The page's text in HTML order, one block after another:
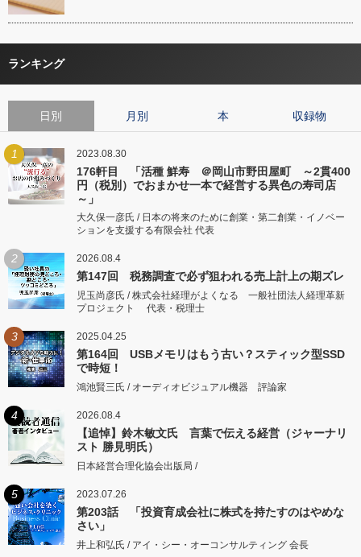
ランキング
日別 月別 本 収録物
1 2023.08.30
176軒目 「活種 鮮寿 ＠岡山市野田屋町 ～2貫400
円（税別）でおまかせ一本で経営する異色の寿司店
～」
大久保一彦氏 / 日本の将来のために創業・第二創業・イノベー
ションを支援する有限会社 代表
2 2026.08.4
第147回 税務調査で必ず狙われる売上計上の期ズレ
児玉尚彦氏 / 株式会社経理がよくなる 一般社団法人経理革新
プロジェクト 代表・税理士
3 2025.04.25
第164回 USBメモリはもう古い？スティック型SSD
で時短！
鴻池賢三氏 / オーディオビジュアル機器 評論家
4 2026.08.4
【追悼】鈴木敏文氏 言葉で伝える経営（ジャーナリ
スト 勝見明氏）
日本経営合理化協会出版局 /
5 2023.07.26
第203話 「投資育成会社に株式を持たすのはやめな
さい」
井上和弘氏 / アイ・シー・オーコンサルティング 会長